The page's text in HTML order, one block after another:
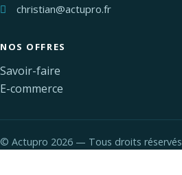
christian@actupro.fr
NOS OFFRES
Savoir-faire
E-commerce
© Actupro 2026 — Tous droits réservés